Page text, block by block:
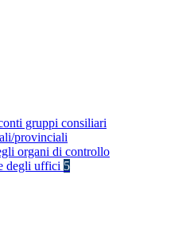
gruppi consiliari
provinciali
organi di controllo
degli uffici 5